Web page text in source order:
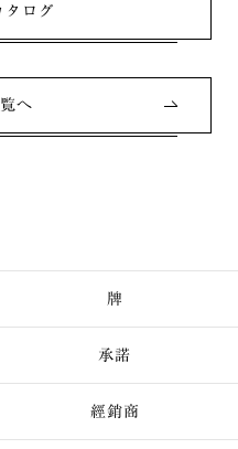
タログ
へ
牌
承諾
經銷商